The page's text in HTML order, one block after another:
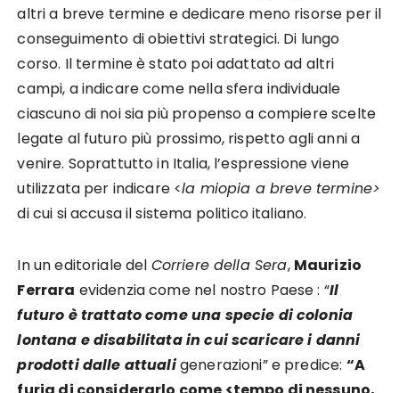
altri a breve termine e dedicare meno risorse per il
conseguimento di obiettivi strategici. Di lungo
corso. Il termine è stato poi adattato ad altri
campi, a indicare come nella sfera individuale
ciascuno di noi sia più propenso a compiere scelte
legate al futuro più prossimo, rispetto agli anni a
venire. Soprattutto in Italia, l’espressione viene
utilizzata per indicare <la miopia a breve termine>
di cui si accusa il sistema politico italiano.
In un editoriale del Corriere della Sera, Maurizio
Ferrara evidenzia come nel nostro Paese : “Il
futuro è trattato come una specie di colonia
lontana e disabilitata in cui scaricare i danni
prodotti dalle attualigenerazioni” e predice: “A